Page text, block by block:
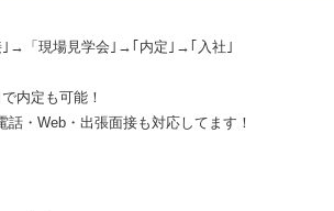
｣→「現場見学会｣→｢内定｣→｢入社｣
内定も可能！
話・Web・出張面接も対応してます！